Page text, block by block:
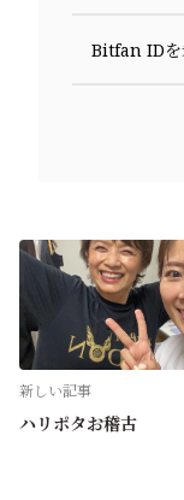
Bitfan IDを
新しい記事
ハリポタお稽古